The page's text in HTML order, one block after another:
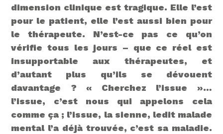
dimension clinique est tragique. Elle l’est
pour le patient, elle l’est aussi bien pour
le thérapeute. N’est-ce pas ce qu’on
vérifie tous les jours – que ce réel est
insupportable aux thérapeutes, et
d’autant plus qu’ils se dévouent
davantage ? « Cherchez l’issue »…
l’issue, c’est nous qui appelons cela
comme ça ; l’issue, la sienne, ledit malade
mental l’a déjà trouvée, c’est sa maladie.